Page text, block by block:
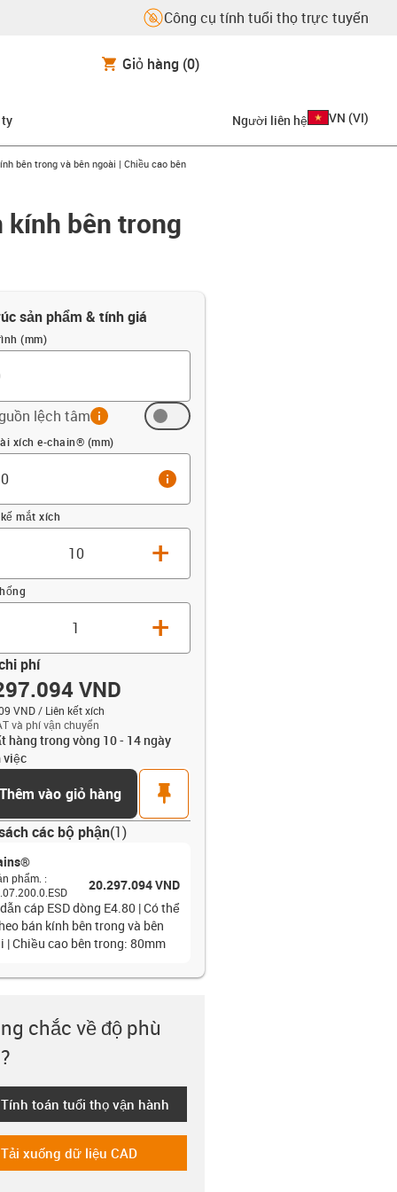
Công cụ tính tuổi thọ trực tuyến
Giỏ hàng (0)
ty Người liên hệ VN (VI)
bên trong và bên ngoài | Chiều cao bên
kính bên trong
sản phẩm & tính giá
(mm)
lệch tâminfo
xích e-chain® (mm)
info
mắt xích
+
+
phí
VND
VND / Liên kết xích
và phí vận chuyển
hàng trong vòng 10 - 14 ngày
việc
vào giỏ hàng
pin
các bộ phận(1)
phẩm. :
20.297.094 VND
cáp ESD dòng E4.80 | Có thể
bán kính bên trong và bên
| Chiều cao bên trong: 80mm
chắc về độ phù
lebensdauerrechner
Tính toán tuổi thọ vận hành
icon-cad-dateien
Tải xuống dữ liệu CAD
up